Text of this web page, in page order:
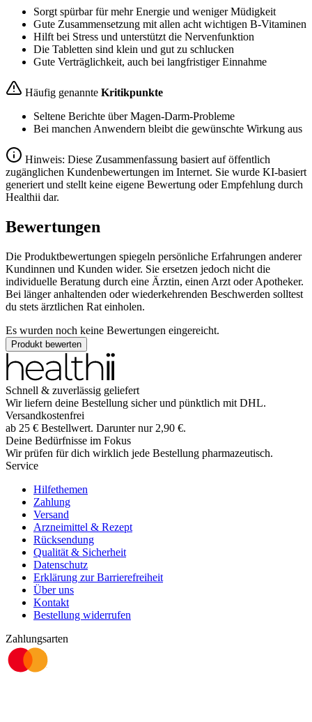
Sorgt spürbar für mehr Energie und weniger Müdigkeit
Gute Zusammensetzung mit allen acht wichtigen B-Vitaminen
Hilft bei Stress und unterstützt die Nervenfunktion
Die Tabletten sind klein und gut zu schlucken
Gute Verträglichkeit, auch bei langfristiger Einnahme
Häufig genannte Kritikpunkte
Seltene Berichte über Magen-Darm-Probleme
Bei manchen Anwendern bleibt die gewünschte Wirkung aus
Hinweis: Diese Zusammenfassung basiert auf öffentlich
zugänglichen Kundenbewertungen im Internet. Sie wurde KI-basiert
generiert und stellt keine eigene Bewertung oder Empfehlung durch
Healthii dar.
Bewertungen
Die Produktbewertungen spiegeln persönliche Erfahrungen anderer
Kundinnen und Kunden wider. Sie ersetzen jedoch nicht die
individuelle Beratung durch eine Ärztin, einen Arzt oder Apotheker.
Bei länger anhaltenden oder wiederkehrenden Beschwerden solltest
du stets ärztlichen Rat einholen.
Es wurden noch keine Bewertungen eingereicht.
Produkt bewerten
Schnell & zuverlässig geliefert
Wir liefern deine Bestellung sicher und pünktlich mit DHL.
Versandkostenfrei
ab 25 € Bestellwert. Darunter nur 2,90 €.
Deine Bedürfnisse im Fokus
Wir prüfen für dich wirklich jede Bestellung pharmazeutisch.
Service
Hilfethemen
Zahlung
Versand
Arzneimittel & Rezept
Rücksendung
Qualität & Sicherheit
Datenschutz
Erklärung zur Barrierefreiheit
Über uns
Kontakt
Bestellung widerrufen
Zahlungsarten